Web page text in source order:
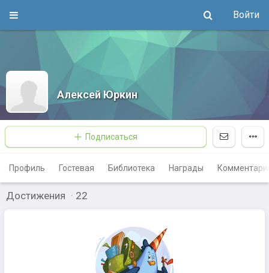
Войти
Алексей Юркин
Подписаться
Профиль Гостевая Библиотека Награды
Достижения · 22